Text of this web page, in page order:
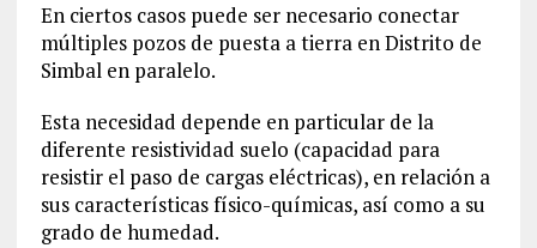
En ciertos casos puede ser necesario conectar
múltiples pozos de puesta a tierra en Distrito de
Simbal en paralelo.
Esta necesidad depende en particular de la
diferente resistividad suelo (capacidad para
resistir el paso de cargas eléctricas), en relación a
sus características físico-químicas, así como a su
grado de humedad.